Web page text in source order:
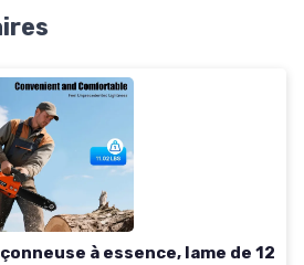
à essence, lame de 12